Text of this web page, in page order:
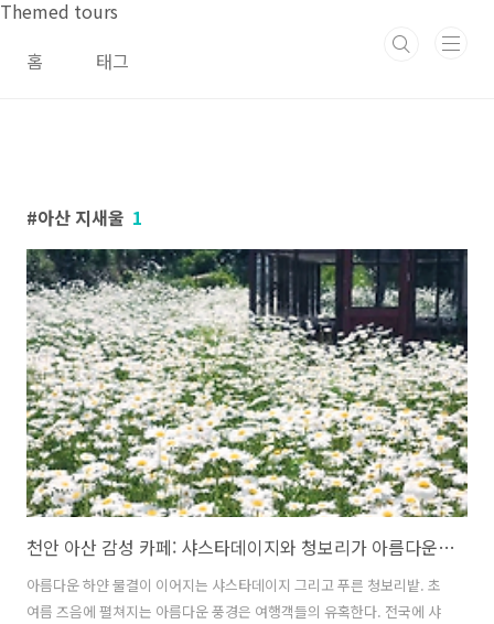
본문 바로가기
Themed tours
홈
태그
아산 지새울 1
천안 아산 감성 카페: 샤스타데이지와 청보리가 아름다운 이숲 & 지새울
아름다운 하얀 물결이 이어지는 샤스타데이지 그리고 푸른 청보리밭. 초
여름 즈음에 펼쳐지는 아름다운 풍경은 여행객들의 유혹한다. 전국에 샤